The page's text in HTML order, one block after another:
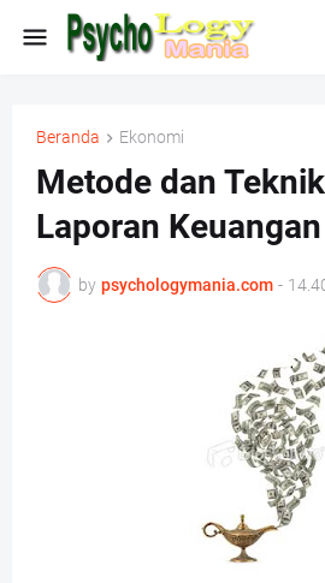
Beranda Ekonomi
Metode dan
Laporan Keuangan
by psychologymania.com -